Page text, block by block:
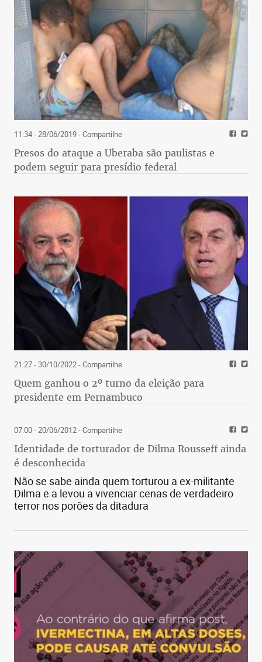
11:34 - 28/06/2019- Compartilhe
Presos do ataque a Uberaba são paulistas e
podem seguir para presídio federal
21:27 - 30/10/2022- Compartilhe
Quem ganhou o 2º turno da eleição para
presidente em Pernambuco
07:00 - 20/06/2012- Compartilhe
Identidade de torturador de Dilma Rousseff ainda
é desconhecida
Não se sabe ainda quem torturou a ex-militante
Dilma e a levou a vivenciar cenas de verdadeiro
terror nos porões da ditadura